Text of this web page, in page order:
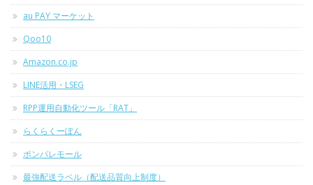
au PAY マーケット
Qoo10
Amazon.co.jp
LINE活用・LSEG
RPP運用自動化ツール「RAT」
らくらくーぽん
ポンパレモール
最強配送ラベル（配送品質向上制度）